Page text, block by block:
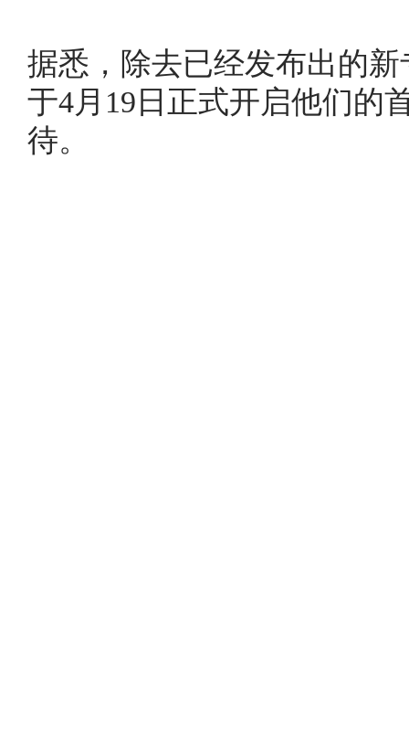
据悉，除去已经发布出的
于4月19日正式开启他们的
待。